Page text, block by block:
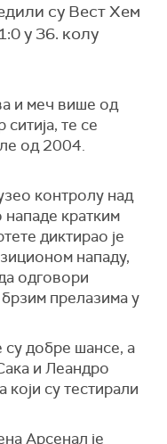
су Вест Хем
у 36. колу
и меч више од
те се
од 2004.
контролу над
кратким
диктирао је
нападу,
одговори
прелазима у
добре шансе, а
и Леандро
су тестирали
Арсенал је